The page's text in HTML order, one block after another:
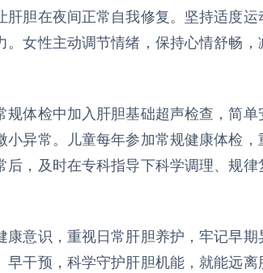
胆在夜间正常自我修复。坚持适度运
女性主动调节情绪，保持心情舒畅，
检中加入肝胆基础超声检查，简单
异常。儿童每年参加常规健康体检，
，及时在专科指导下科学调理、规律
意识，重视日常肝胆养护，牢记早期
干预，科学守护肝胆机能，就能远离